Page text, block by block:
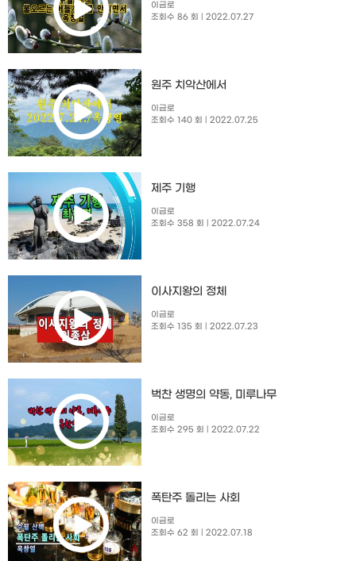
이금로
조회수 86 회
| 2022.07.27
원주 치악산에서
이금로
조회수 140 회
| 2022.07.25
제주 기행
이금로
조회수 358 회
| 2022.07.24
이사지왕의 정체
이금로
조회수 135 회
| 2022.07.23
벅찬 생명의 약동, 미루나무
이금로
조회수 295 회
| 2022.07.22
폭탄주 돌리는 사회
이금로
조회수 62 회
| 2022.07.18